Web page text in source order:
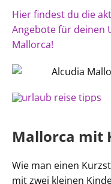
Hier findest du die
Angebote für deinen
Mallorca!
Mallorca mit
Wie man einen
mit zwei kleinen